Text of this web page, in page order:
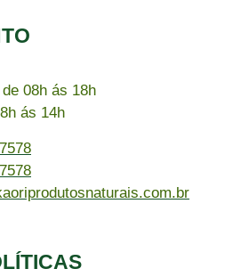
08h ás 18h
ás 14h